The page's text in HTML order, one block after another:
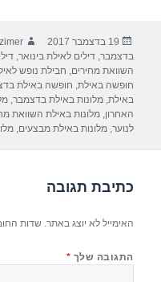
e
b
o
o
פורסם
בתאריך
19 בדצמבר 2017 מחבר
בדצמבר,דילים לאילת בינואר,
השוואת מחירים, חבילת נופש
חופשה באילת, חופשה באילת
באילת,מלונות באילת בדצמבר,
האחרון,מלונות באילת השוואת
לנוער,מלונות באילת מבצעים,
כתיבת תגובה
האימייל לא יוצג באתר. שדות
התגובה שלך *